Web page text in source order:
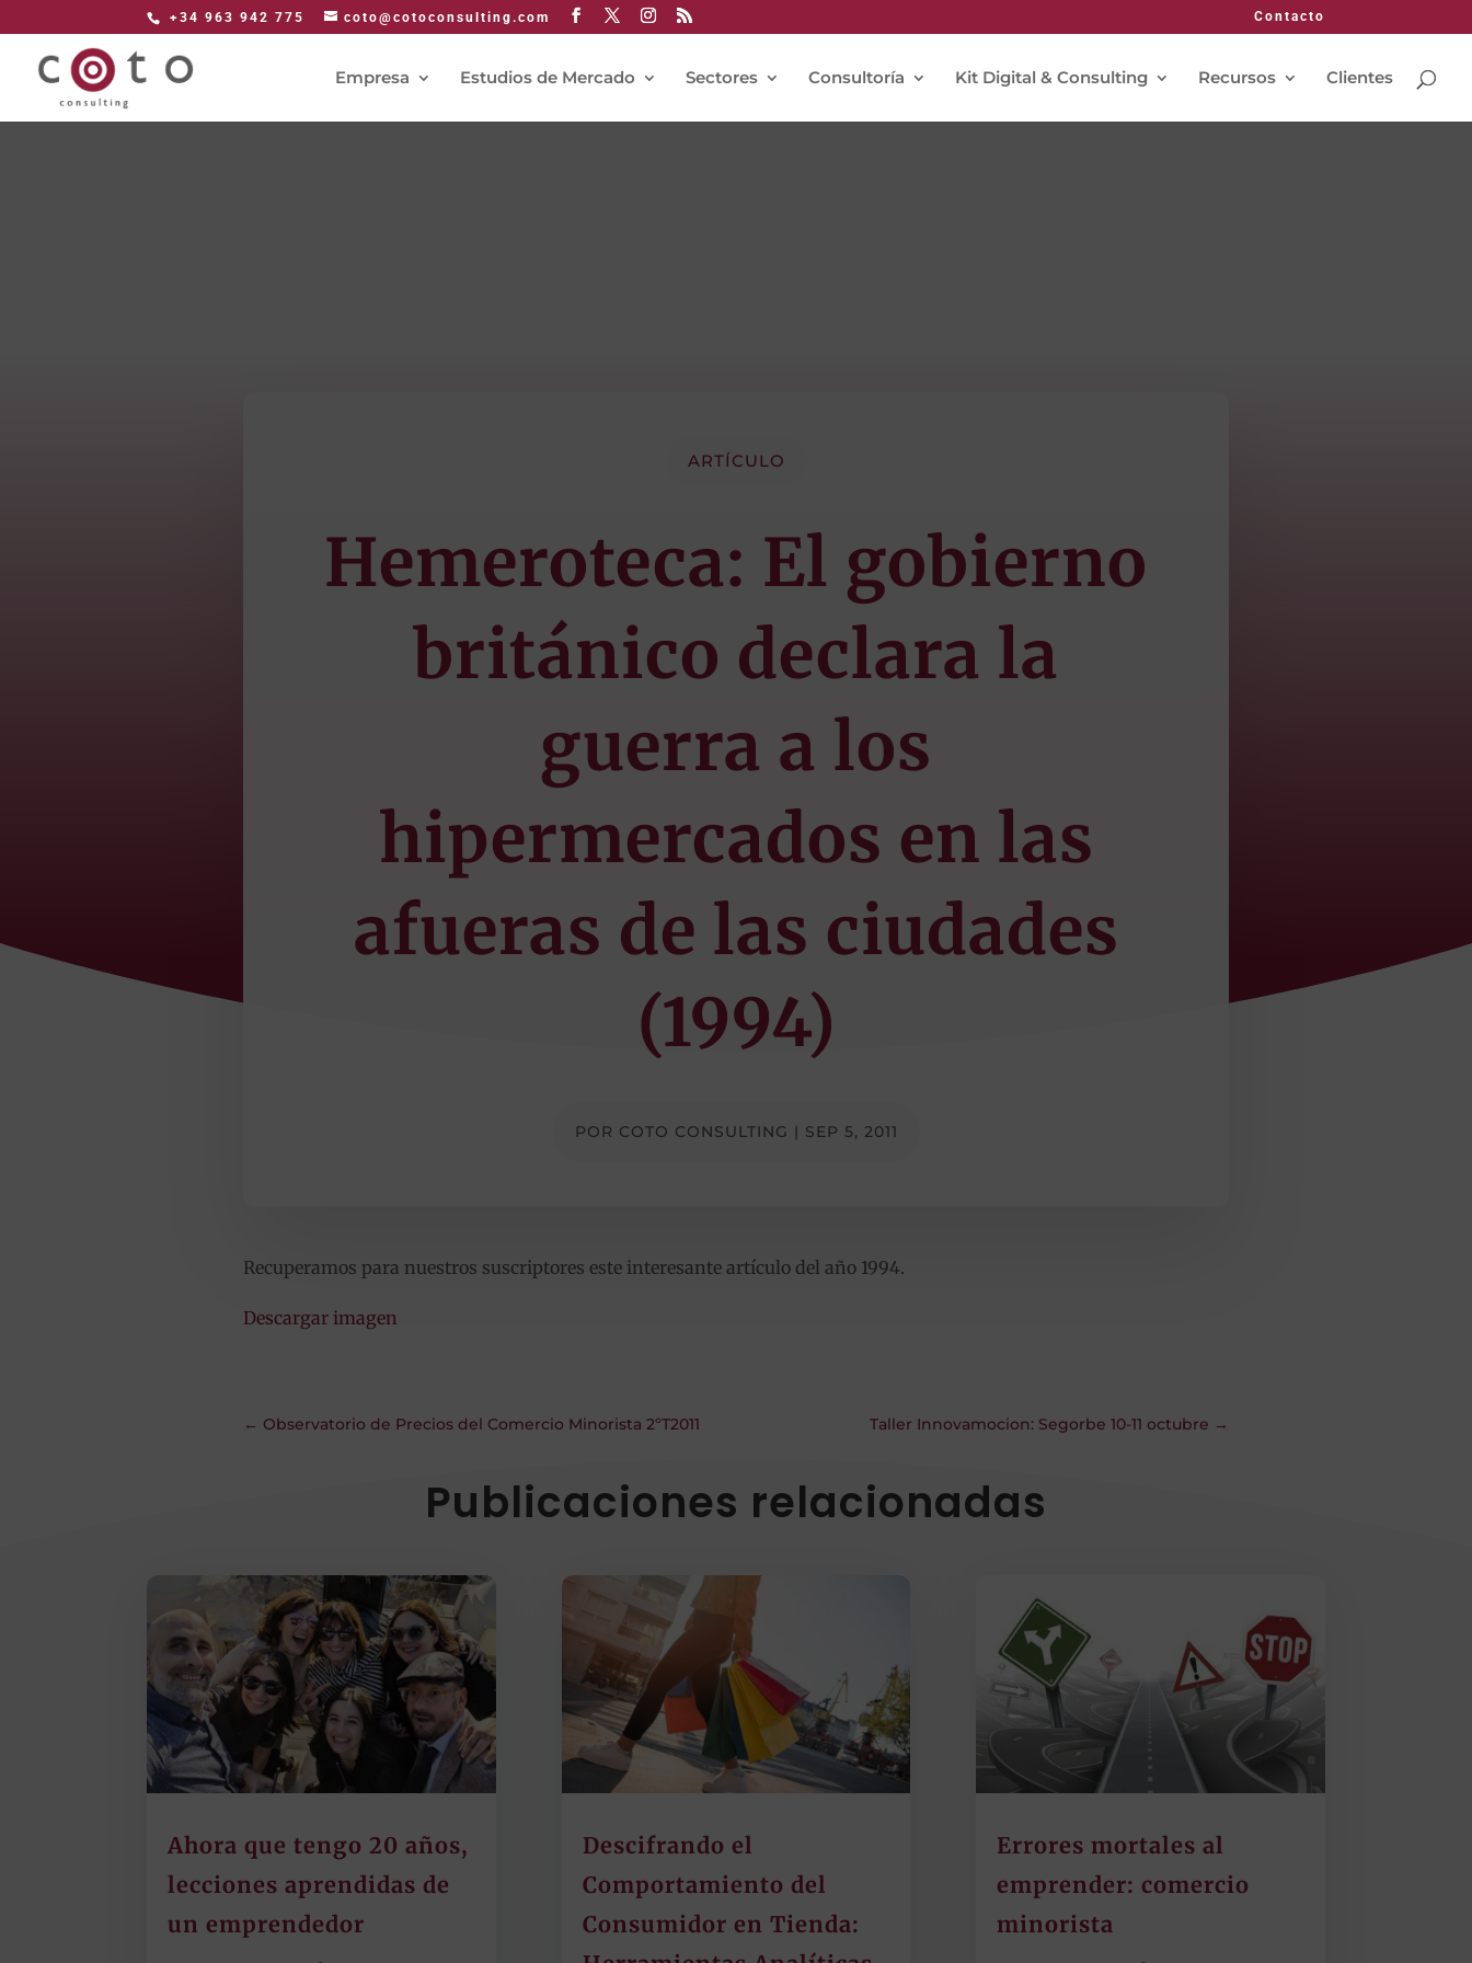
+34 963 942 775 coto@cotoconsulting.com Contacto
Empresa Estudios de Mercado Sectores Consultoría Kit Digital & Consulting Recursos Clientes
ARTÍCULO
Hemeroteca: El gobierno
británico declara la
guerra a los
hipermercados en las
afueras de las ciudades
(1994)
POR COTO CONSULTING | SEP 5, 2011
Recuperamos para nuestros suscriptores este interesante artículo del año 1994.
Descargar imagen
← Observatorio de Precios del Comercio Minorista 2ºT2011 Taller Innovamocion: Segorbe 10-11 octubre →
Publicaciones relacionadas
Ahora que tengo 20 años,
lecciones aprendidas de
un emprendedor
Descifrando el
Comportamiento del
Consumidor en Tienda:
Errores mortales al
emprender: comercio
minorista